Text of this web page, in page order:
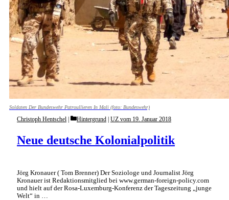
Soldaten Der Bundeswehr Patroullieren In Mali (foto: Bundeswehr)
Neue deutsche Kolonialpolitik
Christoph Hentschel Categories
Hintergrund UZ vom 19. Januar 2018
Jörg Kronauer ( Tom Brenner) Der Soziologe und Journalist Jörg
Kronauer ist Redaktionsmitglied bei www.german-foreign-policy.com
und hielt auf der Rosa-Luxemburg-Konferenz der Tageszeitung „junge
Welt“ in …